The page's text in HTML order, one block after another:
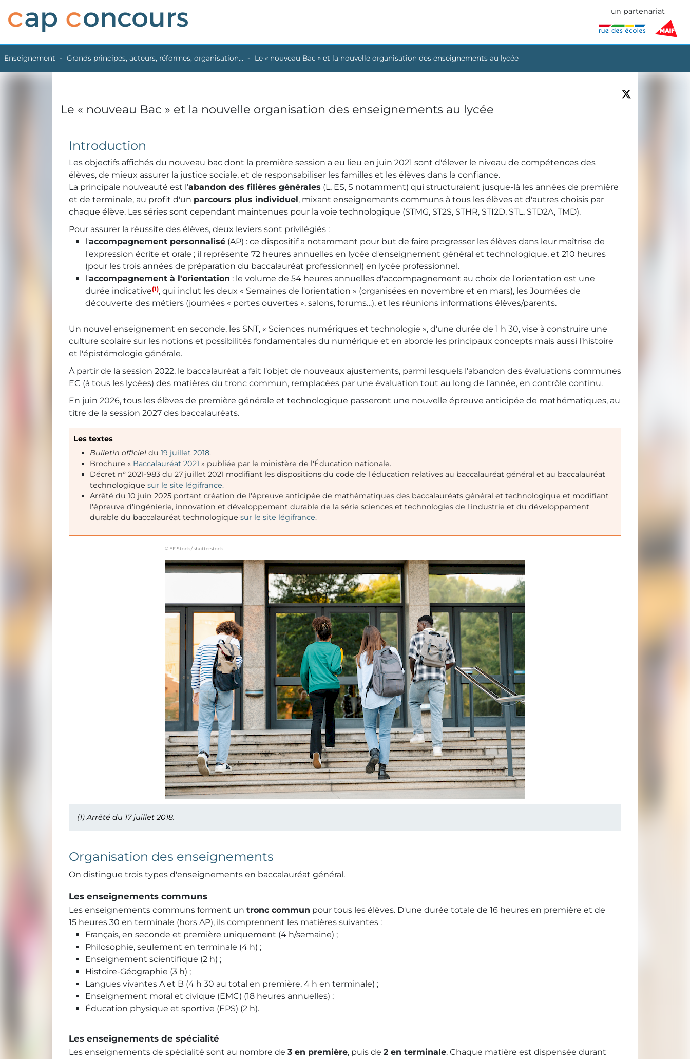
un partenariat
Enseignement Grands principes, acteurs, réformes, organisation... Le « nouveau Bac » et la nouvelle organisation des enseignements au lycée
Le « nouveau Bac » et la nouvelle organisation des enseignements au lycée
Introduction
Les objectifs affichés du nouveau bac dont la première session a eu lieu en juin 2021 sont d'élever le niveau de compétences des
élèves, de mieux assurer la justice sociale, et de responsabiliser les familles et les élèves dans la confiance.
La principale nouveauté est l'abandon des filières générales (L, ES, S notamment) qui structuraient jusque-là les années de première
et de terminale, au profit d'un parcours plus individuel, mixant enseignements communs à tous les élèves et d'autres choisis par
chaque élève. Les séries sont cependant maintenues pour la voie technologique (STMG, ST2S, STHR, STI2D, STL, STD2A, TMD).
Pour assurer la réussite des élèves, deux leviers sont privilégiés :
l'accompagnement personnalisé (AP) : ce dispositif a notamment pour but de faire progresser les élèves dans leur maîtrise de
l'expression écrite et orale ; il représente 72 heures annuelles en lycée d'enseignement général et technologique, et 210 heures
(pour les trois années de préparation du baccalauréat professionnel) en lycée professionnel.
l'accompagnement à l'orientation : le volume de 54 heures annuelles d'accompagnement au choix de l'orientation est une
durée indicative(1), qui inclut les deux « Semaines de l'orientation » (organisées en novembre et en mars), les Journées de
découverte des métiers (journées « portes ouvertes », salons, forums…), et les réunions informations élèves/parents.
Un nouvel enseignement en seconde, les SNT, « Sciences numériques et technologie », d'une durée de 1 h 30, vise à construire une
culture scolaire sur les notions et possibilités fondamentales du numérique et en aborde les principaux concepts mais aussi l'histoire
et l'épistémologie générale.
À partir de la session 2022, le baccalauréat a fait l'objet de nouveaux ajustements, parmi lesquels l'abandon des évaluations communes
EC (à tous les lycées) des matières du tronc commun, remplacées par une évaluation tout au long de l'année, en contrôle continu.
En juin 2026, tous les élèves de première générale et technologique passeront une nouvelle épreuve anticipée de mathématiques, au
titre de la session 2027 des baccalauréats.
Les textes
Bulletin officiel du 19 juillet 2018.
Brochure « Baccalauréat 2021 » publiée par le ministère de l'Éducation nationale.
Décret n° 2021-983 du 27 juillet 2021 modifiant les dispositions du code de l'éducation relatives au baccalauréat général et au baccalauréat
technologique sur le site légifrance.
Arrêté du 10 juin 2025 portant création de l'épreuve anticipée de mathématiques des baccalauréats général et technologique et modifiant
l'épreuve d'ingénierie, innovation et développement durable de la série sciences et technologies de l'industrie et du développement
durable du baccalauréat technologique sur le site légifrance.
© EF Stock / shutterstock
(1) Arrêté du 17 juillet 2018.
Organisation des enseignements
On distingue trois types d'enseignements en baccalauréat général.
Les enseignements communs
Les enseignements communs forment un tronc commun pour tous les élèves. D'une durée totale de 16 heures en première et de
15 heures 30 en terminale (hors AP), ils comprennent les matières suivantes :
Français, en seconde et première uniquement (4 h/semaine) ;
Philosophie, seulement en terminale (4 h) ;
Enseignement scientifique (2 h) ;
Histoire-Géographie (3 h) ;
Langues vivantes A et B (4 h 30 au total en première, 4 h en terminale) ;
Enseignement moral et civique (EMC) (18 heures annuelles) ;
Éducation physique et sportive (EPS) (2 h).
Les enseignements de spécialité
Les enseignements de spécialité sont au nombre de 3 en première, puis de 2 en terminale. Chaque matière est dispensée durant